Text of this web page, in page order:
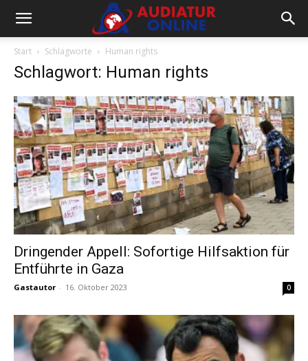
Start Schlagworte Human rights
Schlagwort: Human rights
Dringender Appell: Sofortige Hilfsaktion für
Entführte in Gaza
Gastautor - 16. Oktober 2023 0